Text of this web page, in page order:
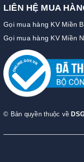
LIÊN HỆ MUA
Gọi mua hàng KV Miền
Gọi mua hàng KV Miền
© Bản quyền thuộc về